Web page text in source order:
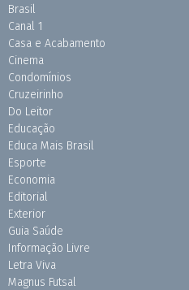
Brasil
Canal 1
Casa e Acabamento
Cinema
Condomínios
Cruzeirinho
Do Leitor
Educação
Educa Mais Brasil
Esporte
Economia
Editorial
Exterior
Guia Saúde
Informação Livre
Letra Viva
Magnus Futsal